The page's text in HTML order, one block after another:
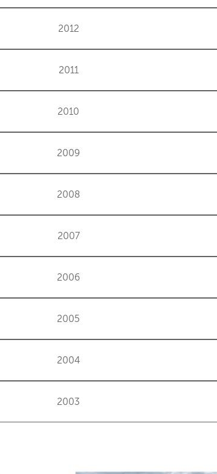
2012
2011
2010
2009
2008
2007
2006
2005
2004
2003